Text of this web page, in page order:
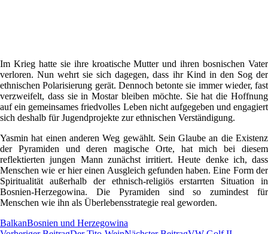
Im Krieg hatte sie ihre kroatische Mutter und ihren bosnischen Vater
verloren. Nun wehrt sie sich dagegen, dass ihr Kind in den Sog der
ethnischen Polarisierung gerät. Dennoch betonte sie immer wieder, fast
verzweifelt, dass sie in Mostar bleiben möchte. Sie hat die Hoffnung
auf ein gemeinsames friedvolles Leben nicht aufgegeben und engagiert
sich deshalb für Jugendprojekte zur ethnischen Verständigung.
Yasmin hat einen anderen Weg gewählt. Sein Glaube an die Existenz
der Pyramiden und deren magische Orte, hat mich bei diesem
reflektierten jungen Mann zunächst irritiert. Heute denke ich, dass
Menschen wie er hier einen Ausgleich gefunden haben. Eine Form der
Spiritualität außerhalb der ethnisch-religiös erstarrten Situation in
Bosnien-Herzegowina. Die Pyramiden sind so zumindest für
Menschen wie ihn als Überlebensstrategie real geworden.
BalkanBosnien und Herzegowina